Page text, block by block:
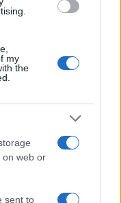
my
the
on web or
sent to
szerint ezek
belüli
veszélyként
párt fő
a párt
a